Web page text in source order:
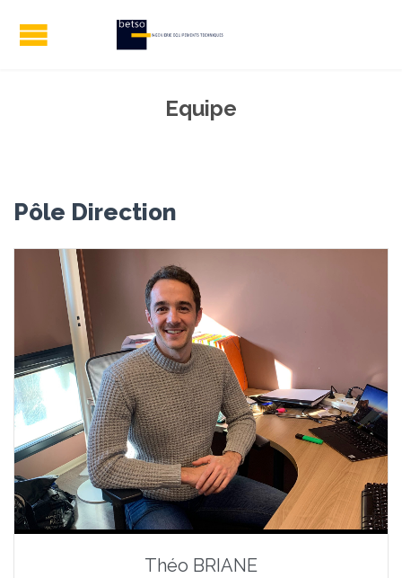
Equipe
Pôle Direction
Théo BRIANE